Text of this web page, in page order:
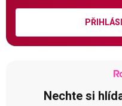
Nechte si